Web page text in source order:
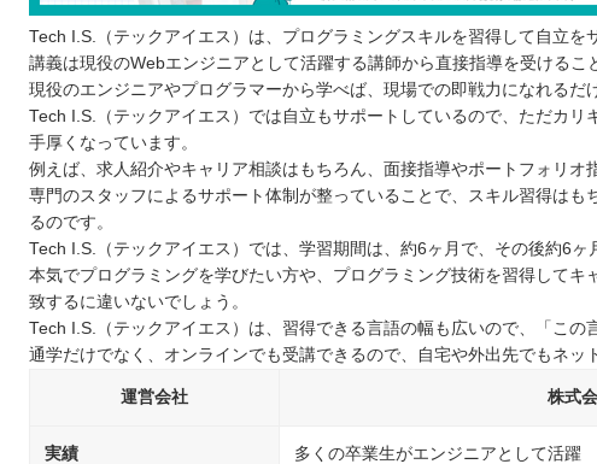
Tech I.S.（テックアイエス）は、プログラミングスキルを習得して自立を
講義は現役のWebエンジニアとして活躍する講師から直接指導を受ける
現役のエンジニアやプログラマーから学べば、現場での即戦力になれるだ
Tech I.S.（テックアイエス）では自立もサポートしているので、ただカ
手厚くなっています。
例えば、求人紹介やキャリア相談はもちろん、面接指導やポートフォリオ
専門のスタッフによるサポート体制が整っていることで、スキル習得は
るのです。
Tech I.S.（テックアイエス）では、学習期間は、約6ヶ月で、その後約6ヶ
本気でプログラミングを学びたい方や、プログラミング技術を習得して
致するに違いないでしょう。
Tech I.S.（テックアイエス）は、習得できる言語の幅も広いので、「こ
通学だけでなく、オンラインでも受講できるので、自宅や外出先でもネッ
運営会社 株式
実績 多くの卒業生がエンジニアとして活躍